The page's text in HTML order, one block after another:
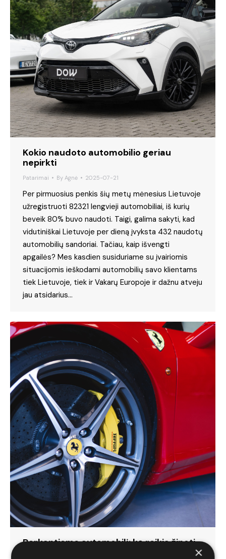
Kokio naudoto automobilio geriau
nepirkti
Patarimai By Agnė 2025-07-21
Per pirmuosius penkis šių metų mėnesius Lietuvoje
užregistruoti 82321 lengvieji automobiliai, iš kurių
beveik 80% buvo naudoti. Taigi, galima sakyti, kad
vidutiniškai Lietuvoje per dieną įvyksta 432 naudotų
automobilių sandoriai. Tačiau, kaip išvengti
apgailės? Mes kasdien susiduriame su įvairiomis
situacijomis ieškodami automobilių savo klientams
tiek Lietuvoje, tiek ir Vakarų Europoje ir dažnu atveju
jau atsidarius…
Perkantiems automobilį: ką reikia žinoti
×